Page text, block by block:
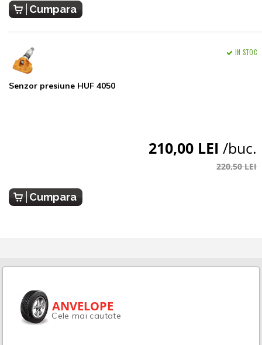
Cumpara
Senzor presiune HUF 4050
IN STOC
210,00 LEI /buc.
220,50 LEI
Cumpara
ANVELOPE
Cele mai cautate